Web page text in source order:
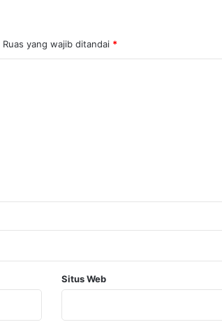
Ruas yang wajib ditandai *
Situs Web